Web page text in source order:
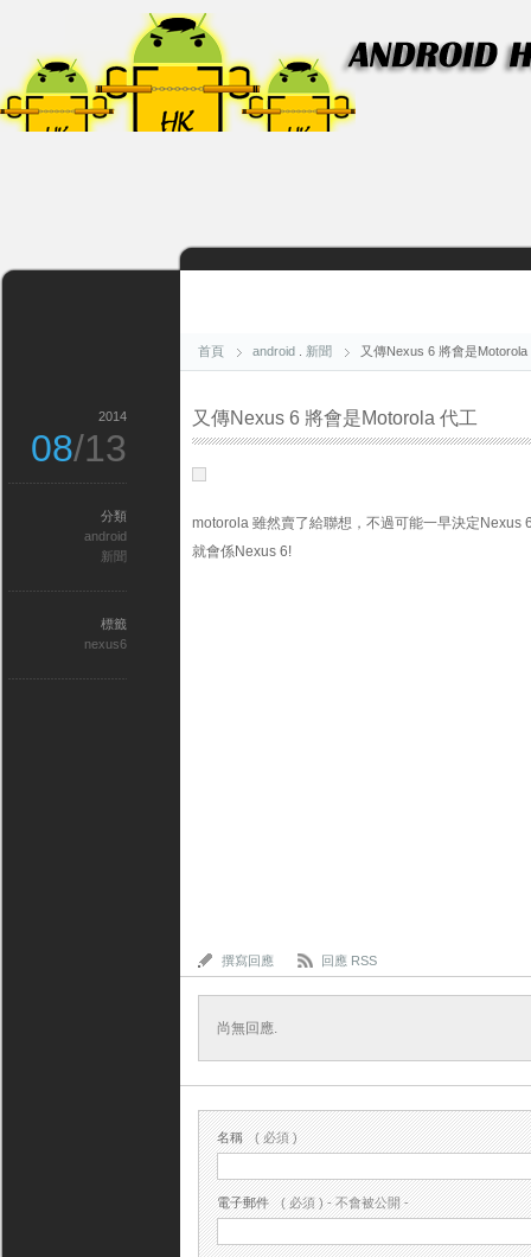
首頁 android 新聞 又傳Nexus 6 將會是Motorola
又傳Nexus 6 將會是Motorola 代工
motorola 雖然賣了給聯想，不過可能一早決定
就會係Nexus 6!
2014
08/13
分類
android
新聞
標籤
nexus6
撰寫回應 回應 RSS
尚無回應.
名稱 ( 必須 )
電子郵件 ( 必須 ) - 不會被公開 -